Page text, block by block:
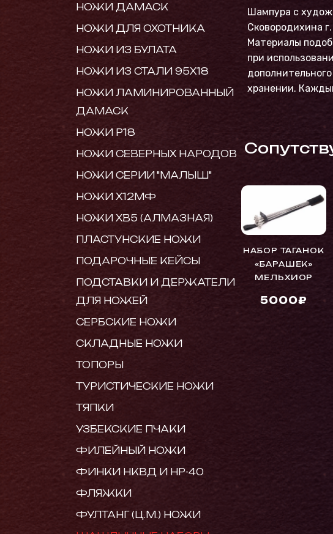
НОЖИ ДАМАСК
НОЖИ ДЛЯ ОХОТНИКА
НОЖИ ИЗ БУЛАТА
НОЖИ ИЗ СТАЛИ 95Х18
НОЖИ ЛАМИНИРОВАННЫЙ
ДАМАСК
НОЖИ Р18
НОЖИ СЕВЕРНЫХ НАРОДОВ
НОЖИ СЕРИИ "МАЛЫШ"
НОЖИ Х12МФ
НОЖИ ХВ5 (АЛМАЗНАЯ)
ПЛАСТУНСКИЕ НОЖИ
ПОДАРОЧНЫЕ КЕЙСЫ
ПОДСТАВКИ И ДЕРЖАТЕЛИ
ДЛЯ НОЖЕЙ
СЕРБСКИЕ НОЖИ
СКЛАДНЫЕ НОЖИ
ТОПОРЫ
ТУРИСТИЧЕСКИЕ НОЖИ
ТЯПКИ
УЗБЕКСКИЕ ПЧАКИ
ФИЛЕЙНЫЙ НОЖИ
ФИНКИ НКВД И НР-40
ФЛЯЖКИ
ФУЛТАНГ (Ц.М.) НОЖИ
Шампура с
Сковородихина
Материалы
при
хранении.
НАБОР ТАГАНОК
«БАРАШЕК»
МЕЛЬХИОР
5000₽